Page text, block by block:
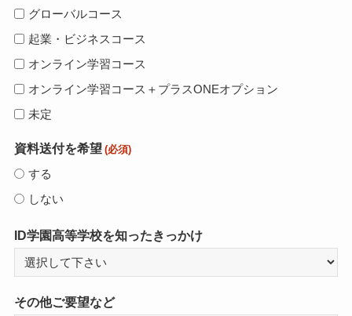
グローバルコース
起業・ビジネスコース
オンライン学習コース
オンライン学習コース＋プラスONEオプション
未定
資料送付を希望 (必須)
する
しない
ID学園高等学校を知ったきっかけ
その他ご要望など